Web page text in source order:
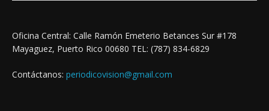
Oficina Central: Calle Ramón Emeterio Betances Sur #178
Mayaguez, Puerto Rico 00680 TEL: (787) 834-6829
Contáctanos: periodicovision@gmail.com